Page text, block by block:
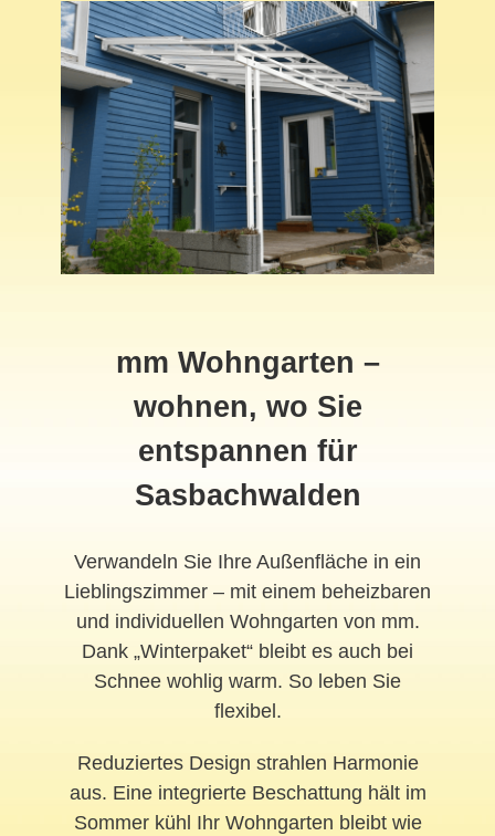
mm Wohngarten –
wohnen, wo Sie
entspannen für
Sasbachwalden
Verwandeln Sie Ihre Außenfläche in ein
Lieblingszimmer – mit einem beheizbaren
und individuellen Wohngarten von mm.
Dank „Winterpaket“ bleibt es auch bei
Schnee wohlig warm. So leben Sie
flexibel.
Reduziertes Design strahlen Harmonie
aus. Eine integrierte Beschattung hält im
Sommer kühl Ihr Wohngarten bleibt wie